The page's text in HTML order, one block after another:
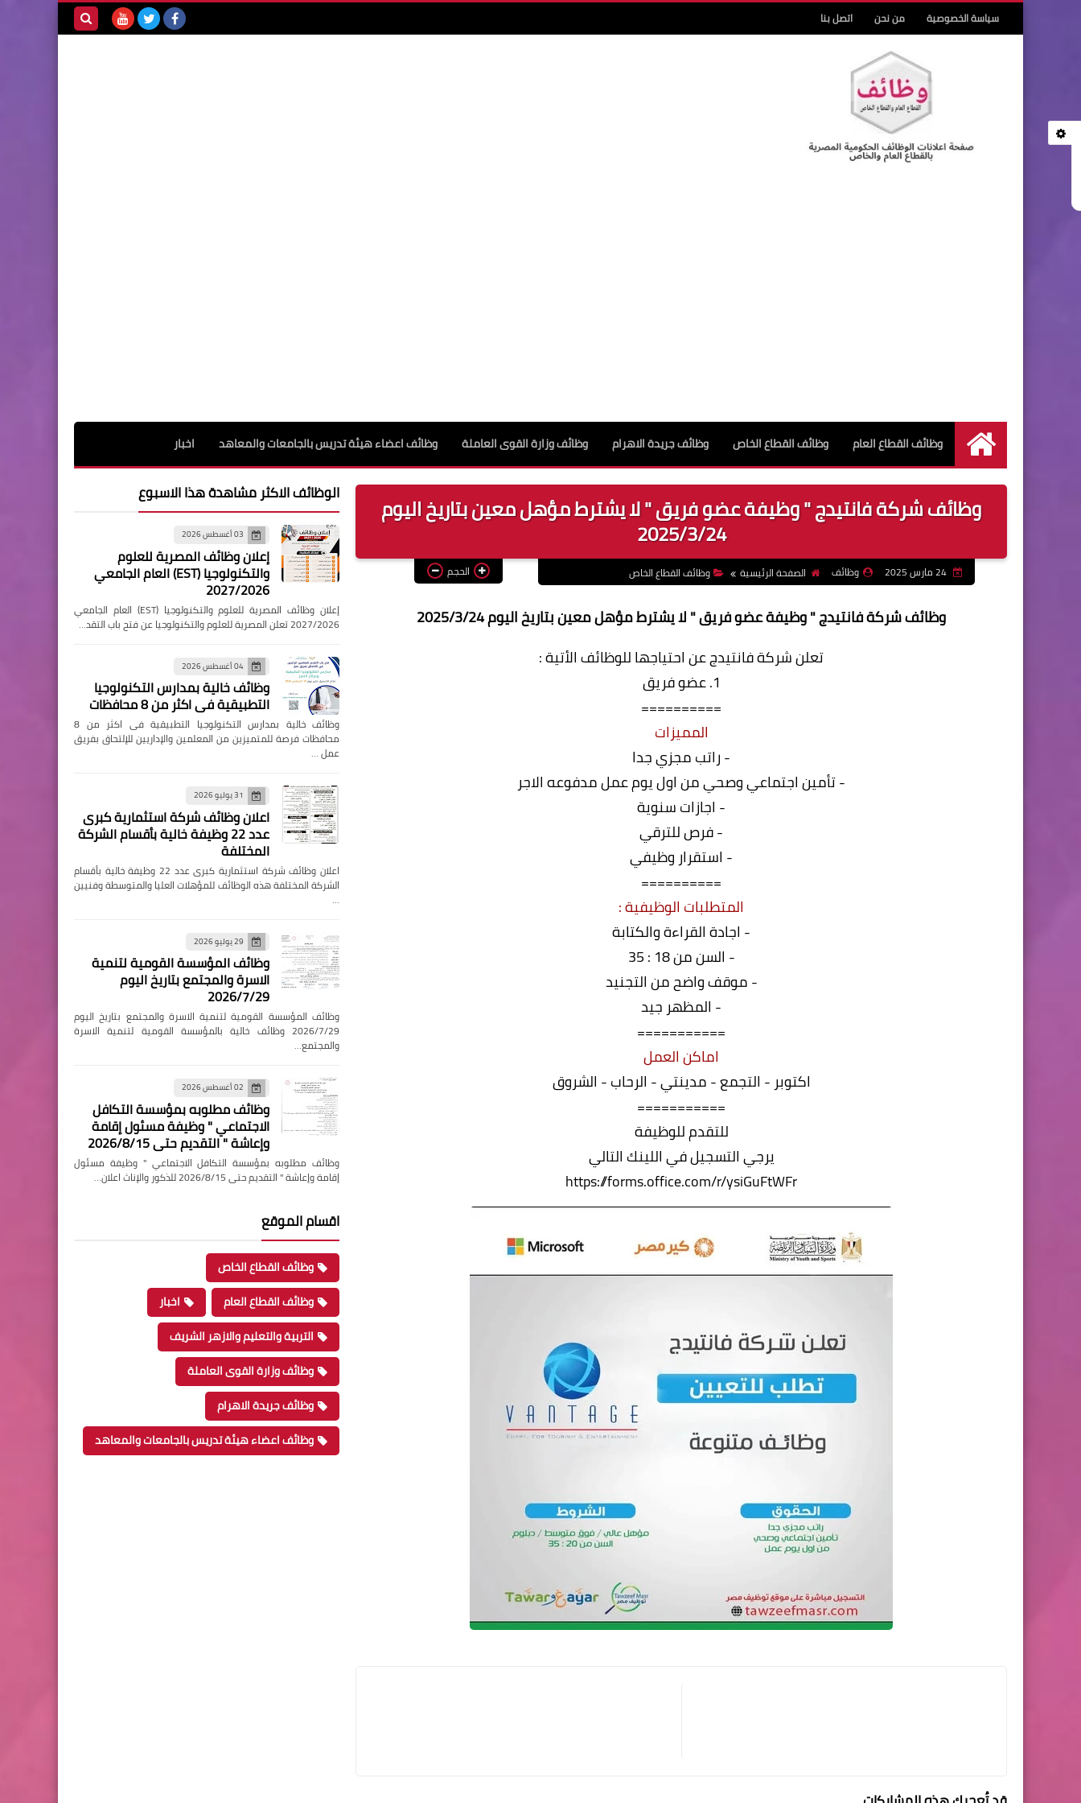
سياسة الخصوصية من نحن اتصل بنا
الرئيسية
وظائف القطاع العام وظائف القطاع الخاص وظائف جريدة الاهرام وظائف وزارة القوى العاملة وظائف اعضاء هيئة تدريس بالجامعات والمعاهد اخبار
وظائف شركة فانتيدج " وظيفة عضو فريق " لا يشترط مؤهل معين بتاريخ اليوم
2025/3/24
24 مارس 2025 وظائف الصفحة الرئيسية وظائف القطاع الخاص الحجم
وظائف شركة فانتيدج " وظيفة عضو فريق " لا يشترط مؤهل معين بتاريخ اليوم 2025/3/24
تعلن شركة فانتيدج عن احتياجها للوظائف الأتية :
1. عضو فريق
==========
المميزات
- راتب مجزي جدا
- تأمين اجتماعي وصحي من اول يوم عمل مدفوعه الاجر
- اجازات سنوية
- فرص للترقي
- استقرار وظيفي
==========
المتطلبات الوظيفية :
- اجادة القراءة والكتابة
- السن من 18 : 35
- موقف واضح من التجنيد
- المظهر جيد
===========
اماكن العمل
اكتوبر - التجمع - مدينتي - الرحاب - الشروق
===========
للتقدم للوظيفة
يرجي التسجيل في اللينك التالي
https://forms.office.com/r/ysiGuFtWFr
الوظائف الاكثر مشاهدة هذا الاسبوع
03 أغسطس 2026
إعلان وظائف المصرية للعلوم
والتكنولوجيا (EST) العام الجامعي
2027/2026
إعلان وظائف المصرية للعلوم والتكنولوجيا (EST) العام الجامعي
2027/2026 تعلن المصرية للعلوم والتكنولوجيا عن فتح باب التقد…
04 أغسطس 2026
وظائف خالية بمدارس التكنولوجيا
التطبيقية فى اكثر من 8 محافظات
وظائف خالية بمدارس التكنولوجيا التطبيقية فى اكثر من 8
محافظات فرصة للمتميزين من المعلمين والإداريين للإلتحاق بفريق
عمل …
31 يوليو 2026
اعلان وظائف شركة استثمارية كبرى
عدد 22 وظيفة خالية بأقسام الشركة
المختلفة
اعلان وظائف شركة استثمارية كبرى عدد 22 وظيفة خالية بأقسام
الشركة المختلفة هذه الوظائف للمؤهلات العليا والمتوسطة وفنيين
…
29 يوليو 2026
وظائف المؤسسة القومية لتنمية
الاسرة والمجتمع بتاريخ اليوم
2026/7/29
وظائف المؤسسة القومية لتنمية الاسرة والمجتمع بتاريخ اليوم
2026/7/29 وظائف خالية بالمؤسسة القومية لتنمية الاسرة
والمجتمع…
02 أغسطس 2026
وظائف مطلوبه بمؤسسة التكافل
الاجتماعي " وظيفة مسئول إقامة
وإعاشة " التقديم حتى 2026/8/15
وظائف مطلوبه بمؤسسة التكافل الاجتماعي " وظيفة مسئول
إقامة وإعاشة " التقديم حتى 2026/8/15 للذكور والإناث اعلان…
اقسام الموقع
وظائف القطاع الخاص
وظائف القطاع العام
اخبار
التربية والتعليم والازهر الشريف
وظائف وزارة القوى العاملة
وظائف جريدة الاهرام
وظائف اعضاء هيئة تدريس بالجامعات والمعاهد